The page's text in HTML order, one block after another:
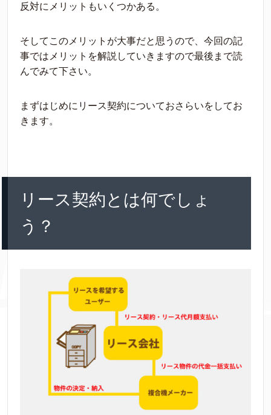
反対にメリットもいくつかある。
そしてこのメリットが大事だと思うので、今回の記
事ではメリットを解説していきますので最後まで読
んでみて下さい。
まずはじめにリース契約についておさらいをしてお
きます。
リース契約とは何でしょ
う？